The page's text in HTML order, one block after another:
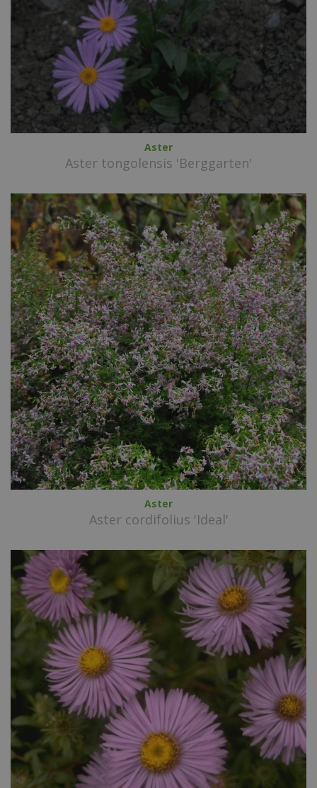
Aster
Aster tongolensis 'Berggarten'
Aster
Aster cordifolius 'Ideal'